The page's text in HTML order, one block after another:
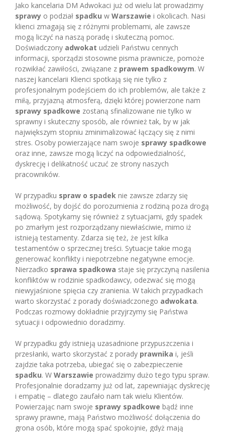
Jako kancelaria DM Adwokaci już od wielu lat prowadzimy
sprawy o podział spadku w Warszawie i okolicach. Nasi
klienci zmagają się z różnymi problemami, ale zawsze
mogą liczyć na naszą poradę i skuteczną pomoc.
Doświadczony adwokat udzieli Państwu cennych
informacji, sporządzi stosowne pisma prawnicze, pomoże
rozwikłać zawiłości, związane z prawem spadkowym. W
naszej kancelarii Klienci spotkają się nie tylko z
profesjonalnym podejściem do ich problemów, ale także z
miłą, przyjazną atmosferą, dzięki której powierzone nam
sprawy spadkowe zostaną sfinalizowane nie tylko w
sprawny i skuteczny sposób, ale również tak, by w jak
największym stopniu zminimalizować łączący się z nimi
stres. Osoby powierzające nam swoje sprawy spadkowe
oraz inne, zawsze mogą liczyć na odpowiedzialność,
dyskrecję i delikatność uczuć ze strony naszych
pracowników.
W przypadku spraw o spadek nie zawsze zdarzy się
możliwość, by dojść do porozumienia z rodziną poza drogą
sądową. Spotykamy się również z sytuacjami, gdy spadek
po zmarłym jest rozporządzany niewłaściwie, mimo iż
istnieją testamenty. Zdarza się też, że jest kilka
testamentów o sprzecznej treści. Sytuacje takie mogą
generować konflikty i niepotrzebne negatywne emocje.
Nierzadko sprawa spadkowa staje się przyczyną nasilenia
konfliktów w rodzinie spadkodawcy, odezwać się mogą
niewyjaśnione spięcia czy zranienia. W takich przypadkach
warto skorzystać z porady doświadczonego adwokata.
Podczas rozmowy dokładnie przyjrzymy się Państwa
sytuacji i odpowiednio doradzimy.
W przypadku gdy istnieją uzasadnione przypuszczenia i
przesłanki, warto skorzystać z porady prawnika i, jeśli
zajdzie taka potrzeba, ubiegać się o zabezpieczenie
spadku. W Warszawie prowadzimy dużo tego typu spraw.
Profesjonalnie doradzamy już od lat, zapewniając dyskrecję
i empatię – dlatego zaufało nam tak wielu Klientów.
Powierzając nam swoje sprawy spadkowe bądź inne
sprawy prawne, mają Państwo możliwość dołączenia do
grona osób, które mogą spać spokojnie, gdyż mają